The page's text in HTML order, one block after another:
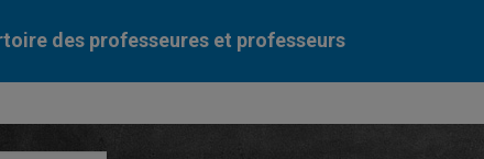
des professeures et professeurs